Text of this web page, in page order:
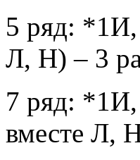
5 ряд: *1И,
Л, Н) – 3
7 ряд:
вместе Л,